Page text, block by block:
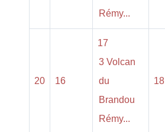
Rémy...
20 16
17
3 Volcan
du
Brandou
Rémy...
18